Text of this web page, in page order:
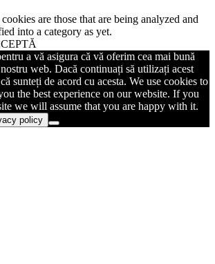
are those that are being analyzed and
into a category as yet.
a vă asigura că vă oferim cea mai bună
web. Dacă continuați să utilizați acest
sunteți de acord cu acesta. We use cookies to
the best experience on our website. If you
we will assume that you are happy with it.
policy